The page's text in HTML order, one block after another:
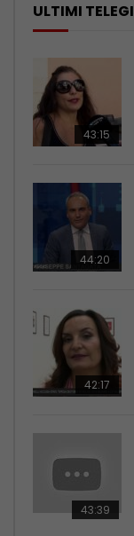
ULTIMI
43:15
44:20
42:17
43:39